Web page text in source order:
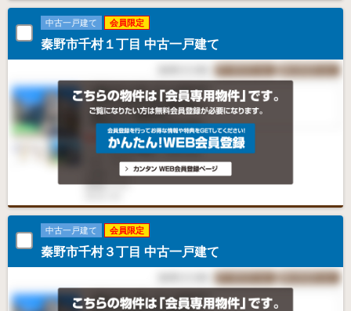
中古一戸建て 会員限定
秦野市千村１丁目 中古一戸建て
中古一戸建て 会員限定
秦野市千村３丁目 中古一戸建て